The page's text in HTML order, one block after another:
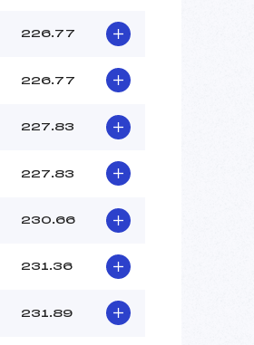
226.77
226.77
227.83
227.83
230.66
231.36
231.89